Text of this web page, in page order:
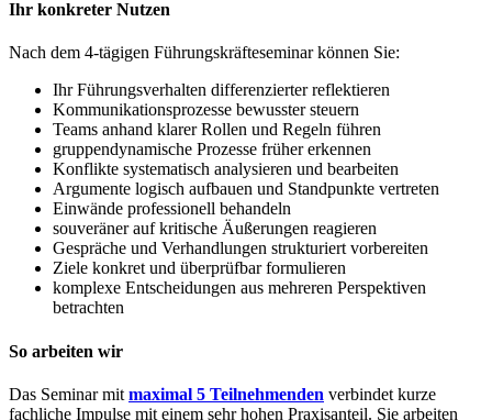
Ihr konkreter Nutzen
Nach dem 4-tägigen Führungskräfteseminar können Sie:
Ihr Führungsverhalten differenzierter reflektieren
Kommunikationsprozesse bewusster steuern
Teams anhand klarer Rollen und Regeln führen
gruppendynamische Prozesse früher erkennen
Konflikte systematisch analysieren und bearbeiten
Argumente logisch aufbauen und Standpunkte vertreten
Einwände professionell behandeln
souveräner auf kritische Äußerungen reagieren
Gespräche und Verhandlungen strukturiert vorbereiten
Ziele konkret und überprüfbar formulieren
komplexe Entscheidungen aus mehreren Perspektiven
betrachten
So arbeiten wir
Das Seminar mit maximal 5 Teilnehmenden verbindet kurze
fachliche Impulse mit einem sehr hohen Praxisanteil. Sie arbeiten